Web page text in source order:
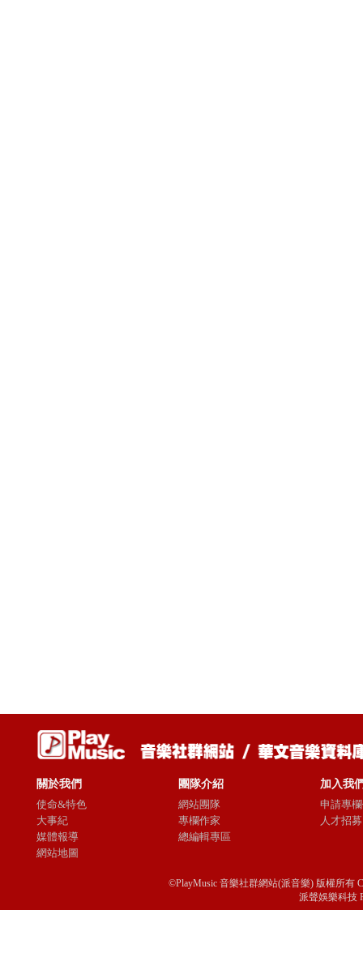
關於我們
使命&特色
大事紀
媒體報導
網站地圖
團隊介紹
網站團隊
專欄作家
總編輯專區
加入我
申請專
人才招募
©PlayMusic 音樂社群網站(派音樂) 版權所有
派聲娛樂科技